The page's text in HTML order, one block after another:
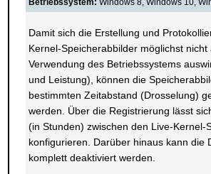
Betriebssystem: Windows 8, Windows 10,
Damit sich die Erstellung und
Kernel-Speicherabbilder möglichst
Verwendung des Betriebssystems
und Leistung), können die
bestimmten Zeitabstand (Drosselung)
werden. Über die Registrierung lässt
(in Stunden) zwischen den Live-Kernel-
konfigurieren. Darüber hinaus kann die
komplett deaktiviert werden.